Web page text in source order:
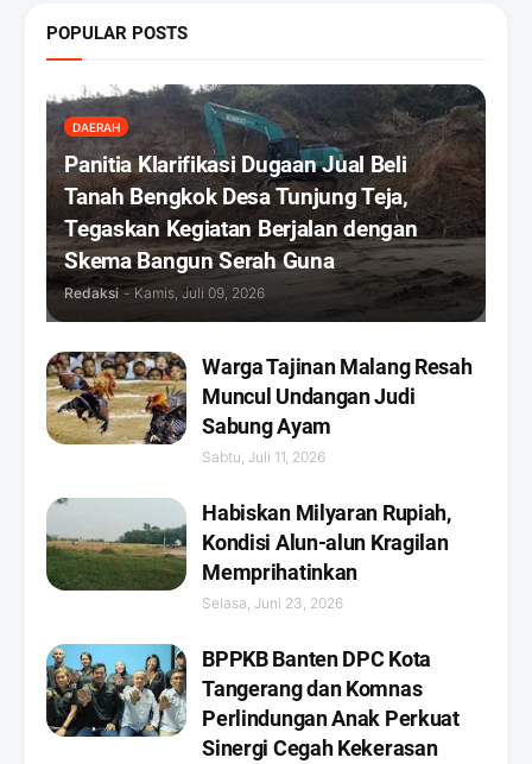
POPULAR POSTS
DAERAH
Panitia Klarifikasi Dugaan Jual Beli
Tanah Bengkok Desa Tunjung Teja,
Tegaskan Kegiatan Berjalan dengan
Skema Bangun Serah Guna
Redaksi - Kamis, Juli 09, 2026
Warga Tajinan Malang Resah
Muncul Undangan Judi
Sabung Ayam
Sabtu, Juli 11, 2026
Habiskan Milyaran Rupiah,
Kondisi Alun-alun Kragilan
Memprihatinkan
Selasa, Juni 23, 2026
BPPKB Banten DPC Kota
Tangerang dan Komnas
Perlindungan Anak Perkuat
Sinergi Cegah Kekerasan